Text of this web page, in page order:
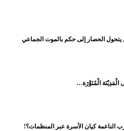
الحصار إلى حكم بالموت الجماعي
الْمَدِيْنَة الْمُنَوَّرَة…
الناعمة كيان الأسرة عبر المنظمات؟!